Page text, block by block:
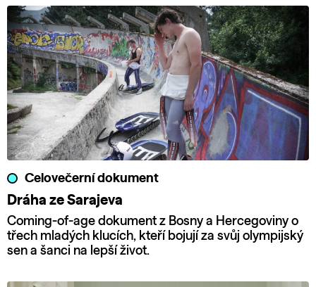
Celovečerní dokument
Dráha ze Sarajeva
Coming-of-age dokument z Bosny a Hercegoviny o
třech mladých klucích, kteří bojují za svůj olympijský
sen a šanci na lepší život.